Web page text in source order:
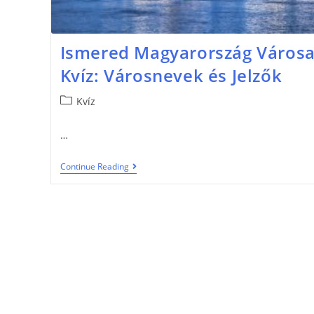
Ismered Magyarország
Kvíz: Városnevek és Jelzők
Kvíz
…
Continue Reading